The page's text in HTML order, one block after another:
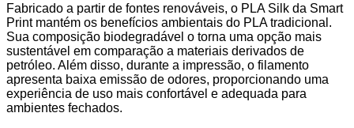
Fabricado a partir de fontes renováveis, o PLA Silk da Smart
Print mantém os benefícios ambientais do PLA tradicional.
Sua composição biodegradável o torna uma opção mais
sustentável em comparação a materiais derivados de
petróleo. Além disso, durante a impressão, o filamento
apresenta baixa emissão de odores, proporcionando uma
experiência de uso mais confortável e adequada para
ambientes fechados.